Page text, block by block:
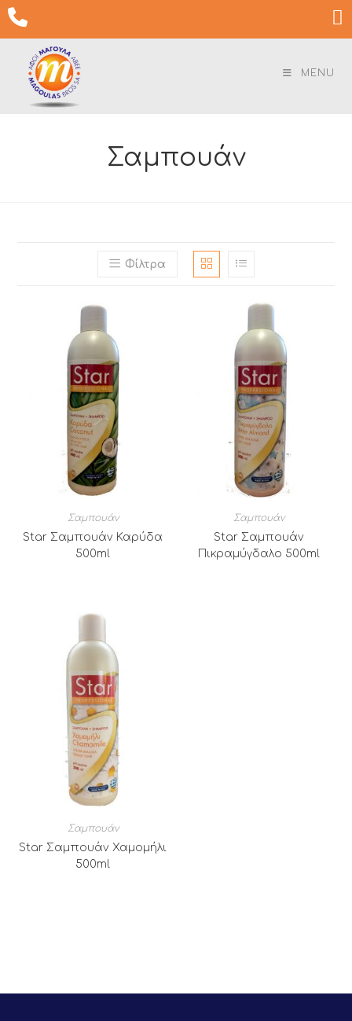
Skip
content

MENU
Σαμπουάν
Φίλτρα
Σαμπουάν
Star Σαμπουάν Καρύδα
500ml
Σαμπουάν
Star Σαμπουάν
Πικραμύγδαλο 500ml
Σαμπουάν
Star Σαμπουάν Χαμομήλι
500ml